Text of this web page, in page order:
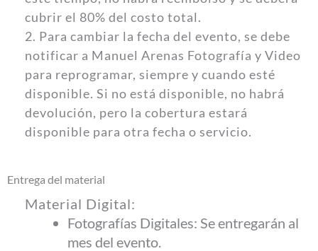
cubrir el 80% del costo total.
2. Para cambiar la fecha del evento, se debe
notificar a Manuel Arenas Fotografía y Video
para reprogramar, siempre y cuando esté
disponible. Si no está disponible, no habrá
devolución, pero la cobertura estará
disponible para otra fecha o servicio.
Entrega del material
Material Digital:
Fotografías Digitales: Se entregarán al
mes del evento.